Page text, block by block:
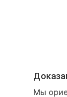
Мы